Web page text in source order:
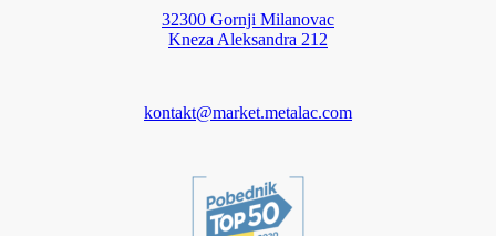
32300 Gornji Milanovac
Kneza Aleksandra 212
kontakt@market.metalac.com